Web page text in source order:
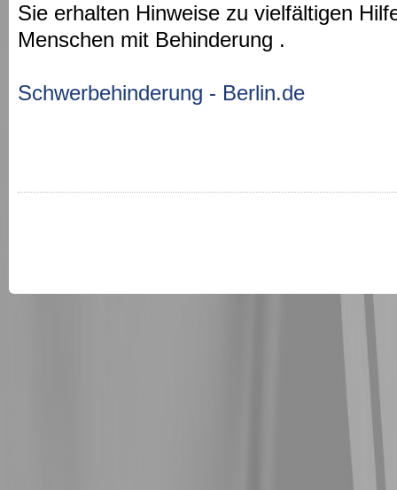
Sie erhalten Hinweise zu vielfältigen
Menschen mit Behinderung .
Schwerbehinderung - Berlin.de